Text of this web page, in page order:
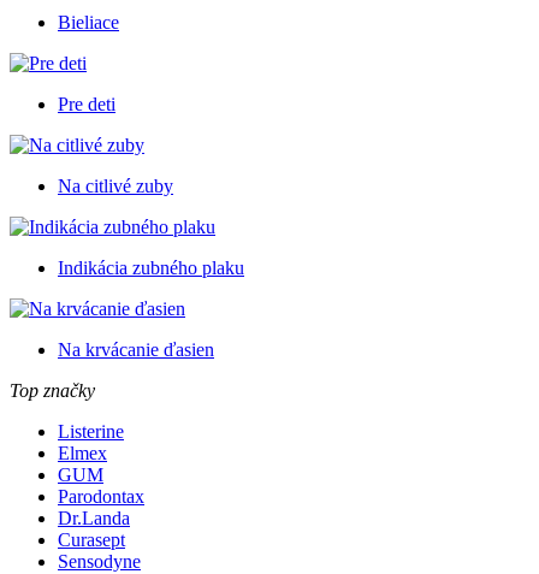
Bieliace
Pre deti
Na citlivé zuby
Indikácia zubného plaku
Na krvácanie ďasien
Top značky
Listerine
Elmex
GUM
Parodontax
Dr.Landa
Curasept
Sensodyne